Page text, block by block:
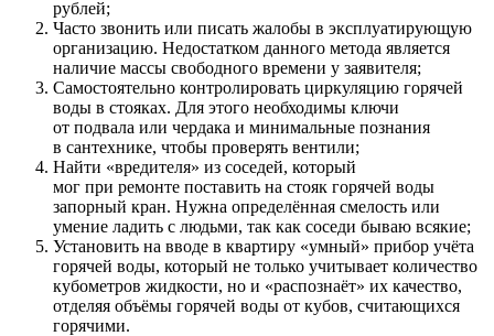
рублей;
Часто звонить или писать жалобы в эксплуатирующую
организацию. Недостатком данного метода является
наличие массы свободного времени у заявителя;
Самостоятельно контролировать циркуляцию горячей
воды в стояках. Для этого необходимы ключи
от подвала или чердака и минимальные познания
в сантехнике, чтобы проверять вентили;
Найти «вредителя» из соседей, который
мог при ремонте поставить на стояк горячей воды
запорный кран. Нужна определённая смелость или
умение ладить с людьми, так как соседи бываю всякие;
Установить на вводе в квартиру «умный» прибор учёта
горячей воды, который не только учитывает количество
кубометров жидкости, но и «распознаёт» их качество,
отделяя объёмы горячей воды от кубов, считающихся
горячими.